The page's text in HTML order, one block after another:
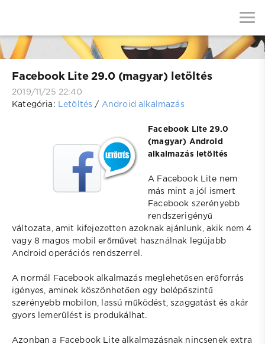
Facebook Lite 29.0 (magyar) letöltés
2019/11/25 22:40
Kategória:
Letöltés / Android alkalmazás
Facebook Lite 29.0
(magyar) Android
alkalmazás letöltés
A Facebook Lite nem
más mint a jól ismert
Facebook szerényebb
rendszerigényű
változata, amit kifejezetten azoknak ajánlunk, akik nem 4
vagy 8 magos mobil erőművet használnak legújabb
Android operációs rendszerrel.
A normál Facebook alkalmazás meglehetősen erőforrás
igényes, aminek köszönhetően egy belépőszintű
szerényebb mobilon, lassú működést, szaggatást és akár
gyors lemerülést is produkálhat.
Azonban a Facebook Lite alkalmazásnak nincsenek extra